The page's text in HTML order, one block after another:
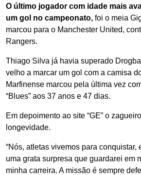
O último jogador com idade mais
um gol no campeonato, foi o meia
marcou para o Manchester United,
Rangers.
Thiago Silva já havia superado
velho a marcar um gol com a camisa
Marfinense marcou pela última vez
“Blues” aos 37 anos e 47 dias.
Em depoimento ao site “GE” o
longevidade.
“Nós, atletas vivemos para conquistar,
uma grata surpresa que guardarei em
minha carreira. A missão é sempre